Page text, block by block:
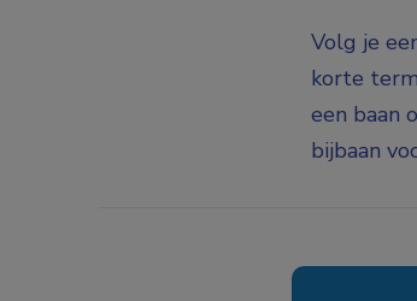
Volg je
korte
een baan
bijbaan